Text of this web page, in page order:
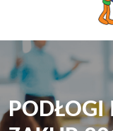
PODŁOGI